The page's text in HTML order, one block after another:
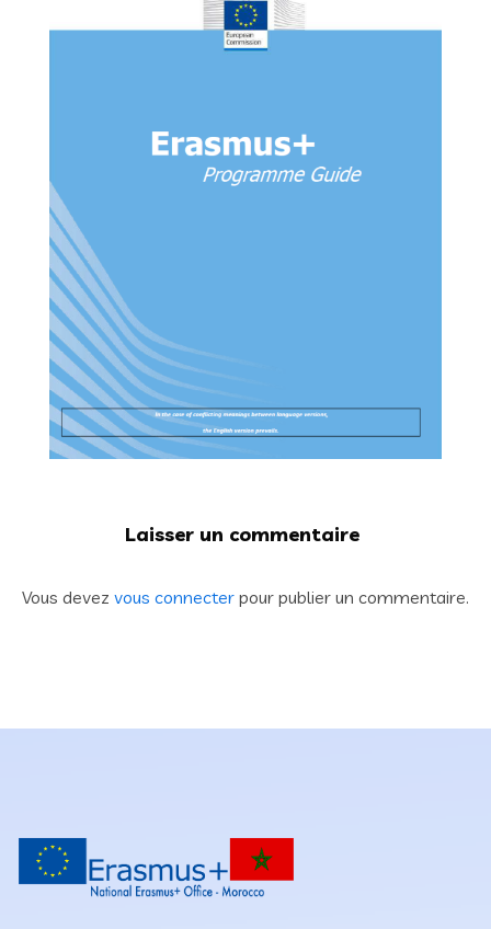
Laisser un commentaire
Vous devez vous connecter pour publier un commentaire.